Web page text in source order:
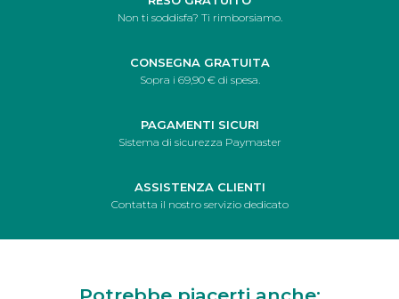
Non ti soddisfa? Ti rimborsiamo.
CONSEGNA GRATUITA
Sopra i 69,90 € di spesa.
PAGAMENTI SICURI
Sistema di sicurezza Paymaster
ASSISTENZA CLIENTI
Contatta il nostro servizio dedicato